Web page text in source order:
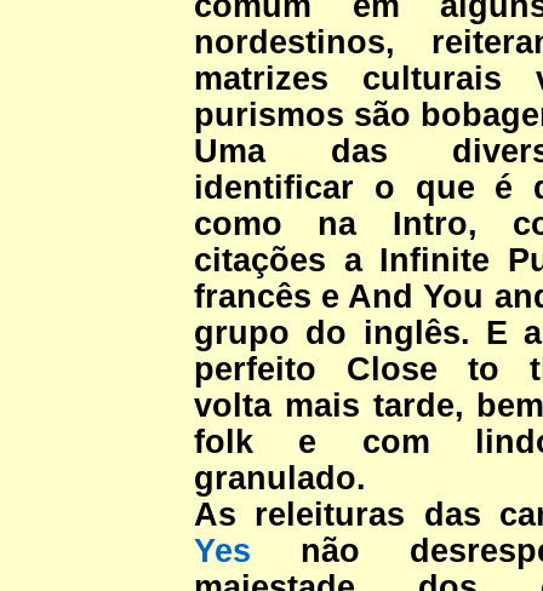
nordestinos,
matrizes culturais
purismos são
Uma das
identificar o que é
como na Intro,
citações a Infinite
francês e And You
grupo do inglês. E
perfeito Close to
volta mais tarde,
folk e com
granulado.
As releituras das
Yes não